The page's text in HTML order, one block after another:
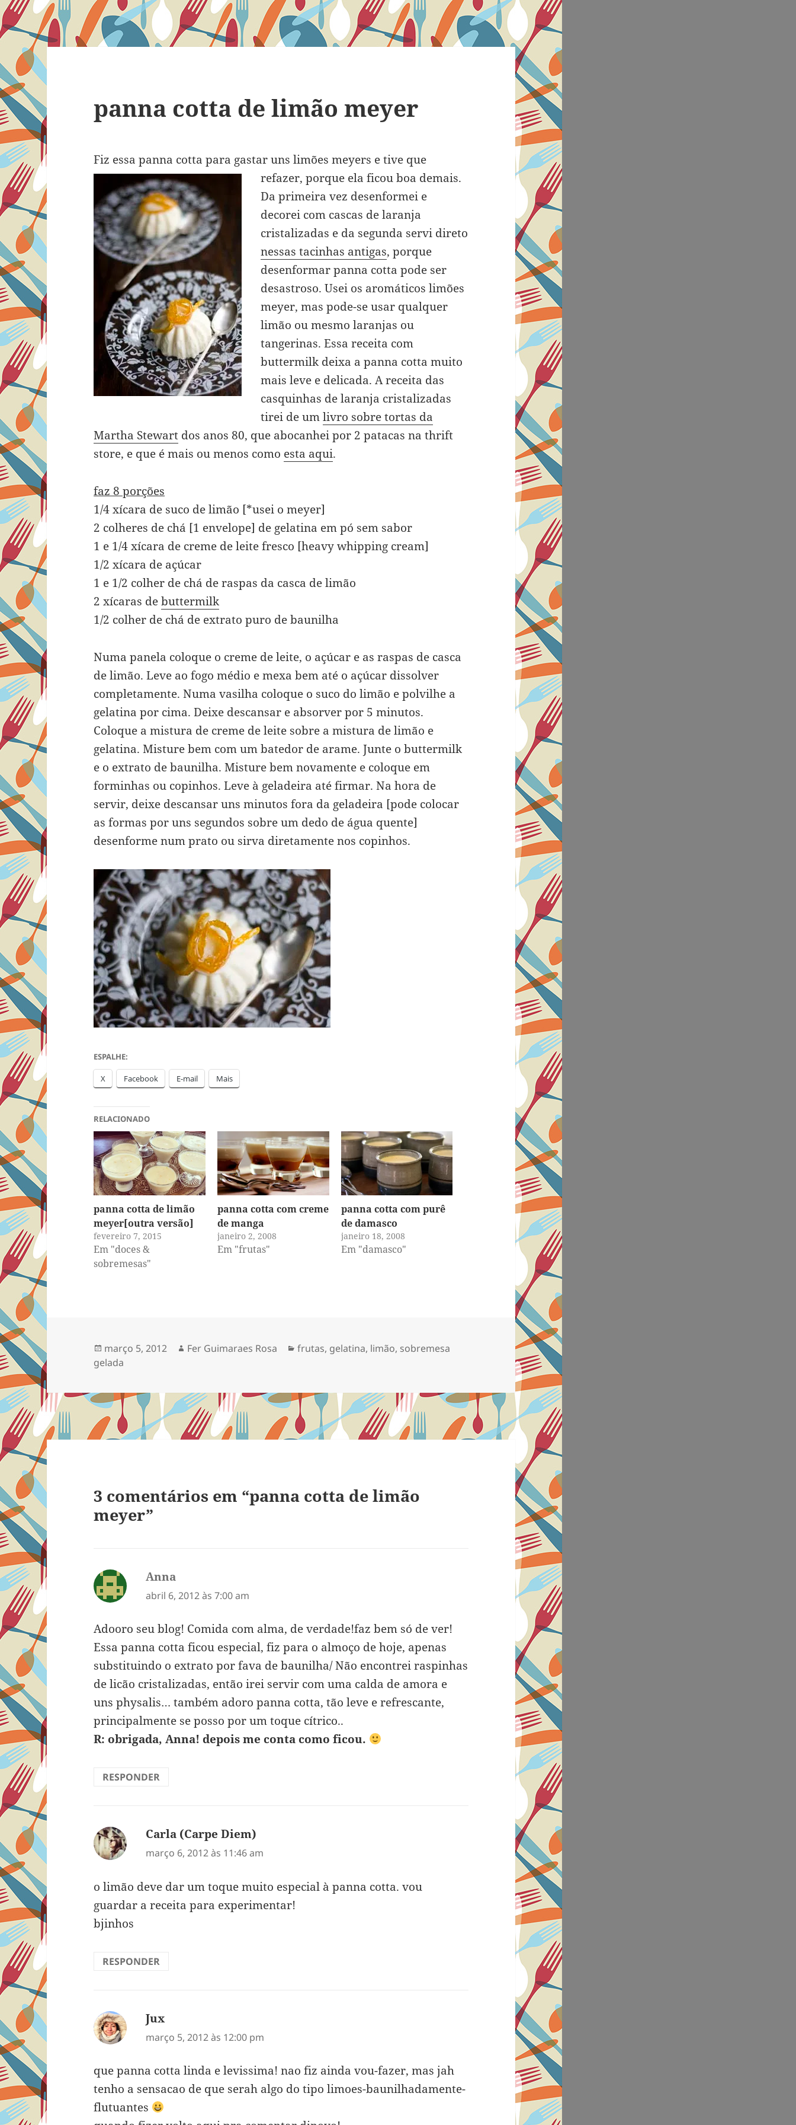
panna cotta de limão meyer
Fiz essa panna cotta para gastar uns limões meyers e tive que
refazer, porque elaficou boa demais.
Da primeira vez desenformei e
decorei com cascas de laranja
cristalizadas e da segunda servi direto
nessas tacinhas antigas, porque
desenformar panna cotta pode ser
desastroso. Usei os aromáticos limões
meyer, mas pode-se usar qualquer
limão ou mesmo laranjas ou
tangerinas. Essa receita com
buttermilk deixa a panna cotta muito
mais leve e delicada. A receita das
casquinhas de laranja cristalizadas
tirei de umlivro sobre tortas da
Martha Stewart dos anos 80, que abocanhei por 2 patacas na thrift
store, e que é mais ou menos como esta aqui.
faz 8 porções
1/4 xícara de suco de limão [*usei o meyer]
2 colheres de chá [1 envelope] de gelatina em pó sem sabor
1 e 1/4 xícara de creme de leite fresco [heavy whipping cream]
1/2 xícara de açúcar
1 e 1/2 colher de chá de raspas da casca de limão
2 xícaras debuttermilk
1/2 colher de chá de extrato puro de baunilha
Numa panela coloque o creme de leite, o açúcar e as raspas de casca
de limão. Leve ao fogo médio e mexa bem até o açúcar dissolver
completamente. Numa vasilha coloque o suco do limão e polvilhe a
gelatina por cima. Deixe descansar e absorver por 5 minutos.
Coloque a mistura de creme de leite sobre a mistura de limão e
gelatina. Misture bem com um batedor de arame. Junte o buttermilk
e o extrato de baunilha. Misture bem novamente e coloque em
forminhas ou copinhos. Leve à geladeira até firmar. Na hora de
servir, deixe descansar uns minutos fora da geladeira [pode colocar
as formas por uns segundos sobre um dedo de água quente]
desenforme num prato ou sirva diretamente nos copinhos.
ESPALHE:
X Facebook E-mail Mais
RELACIONADO
panna cotta de limão
meyer[outra versão]
fevereiro 7, 2015
Em "doces &
sobremesas"
panna cotta com creme
de manga
janeiro 2, 2008
Em "frutas"
panna cotta com purê
de damasco
janeiro 18, 2008
Em "damasco"
Publicado
em
março 5, 2012 Autor
Fer Guimaraes Rosa Categorias
frutas, gelatina, limão, sobremesa
gelada
3 comentários em “panna cotta de limão
meyer”
Anna
abril 6, 2012 às 7:00 am
Adooro seu blog! Comida com alma, de verdade!faz bem só de ver!
Essa panna cotta ficou especial, fiz para o almoço de hoje, apenas
substituindo o extrato por fava de baunilha/ Não encontrei raspinhas
de licão cristalizadas, então irei servir com uma calda de amora e
uns physalis… também adoro panna cotta, tão leve e refrescante,
principalmente se posso por um toque cítrico..
R: obrigada, Anna! depois me conta como ficou.
RESPONDER
Carla (Carpe Diem)
março 6, 2012 às 11:46 am
o limão deve dar um toque muito especial à panna cotta. vou
guardar a receita para experimentar!
bjinhos
RESPONDER
Juxdisse:
março 5, 2012 às 12:00 pm
que panna cotta linda e levissima! nao fiz ainda vou-fazer, mas jah
tenho a sensacao de que serah algo do tipo limoes-baunilhadamente-
flutuantes